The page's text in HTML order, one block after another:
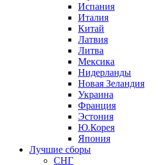
Испания
Италия
Китай
Латвия
Литва
Мексика
Нидерланды
Новая Зеландия
Украина
Франция
Эстония
Ю.Корея
Япония
Лучшие сборы
СНГ